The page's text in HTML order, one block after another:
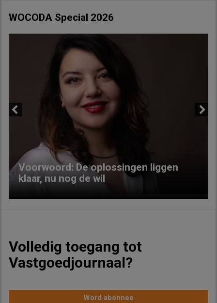
WOCODA Special 2026
Voorwoord: De oplossingen liggen
klaar, nu nog de wil
Volledig toegang tot
Vastgoedjournaal?
Word abonnee